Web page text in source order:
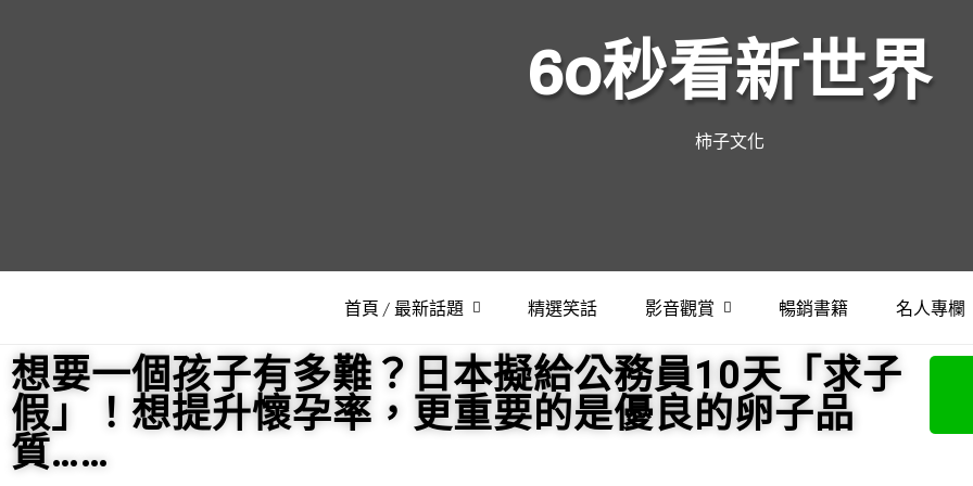
60秒看新世界
柿子文化
首頁 / 最新話題 精選笑話 影音觀賞 暢銷書籍 名人專欄
想要一個孩子有多難？日本擬給公務員10天「求子
假」！想提升懷孕率，更重要的是優良的卵子品
質……